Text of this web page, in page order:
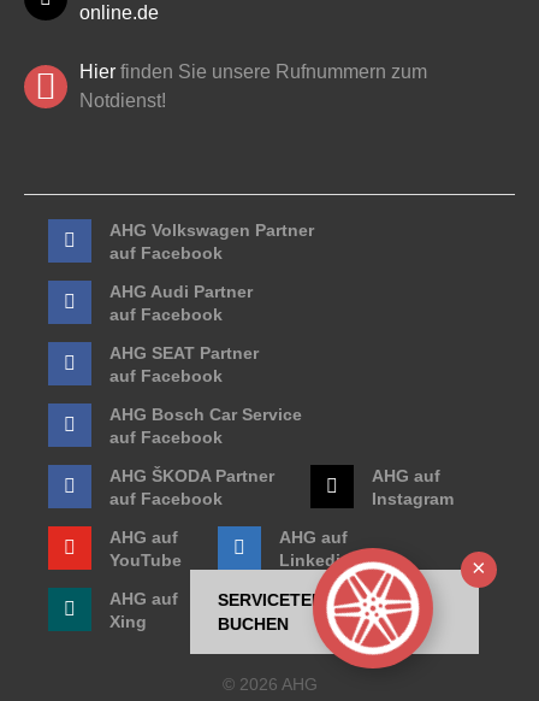
SERVICETERMIN
BUCHEN
online.de
Hier finden Sie unsere Rufnummern zum
Notdienst!
AHG Volkswagen Partner
auf Facebook
AHG Audi Partner
auf Facebook
AHG SEAT Partner
auf Facebook
AHG Bosch Car Service
auf Facebook
AHG ŠKODA Partner
auf Facebook
AHG auf
Instagram
AHG auf
YouTube
AHG auf
Linkedin
AHG auf
Xing
© 2026 AHG